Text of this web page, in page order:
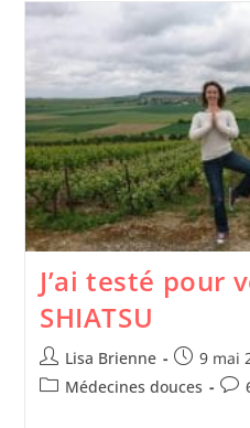
J’ai testé pour
SHIATSU
Lisa Brienne
9 mai
Médecines douces